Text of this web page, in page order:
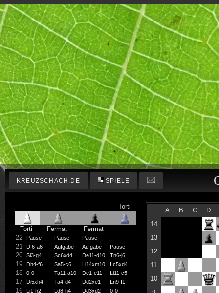
KREUZSCHACH.DE SPIELE
Torti Fermat Fermat
Torti
22 Pause Pause Pause
21 Df6-a6+ Aufgabe Aufgabe Pause
20 Si3-g4 Sc6xd4 De11-d10 Tn6-j6
19 Dh4-f6 Sa5-c6 Li14xm10 Lc5xd4
18 0-0 Ta11-a10 De1-e11 Li11-c5
17 Di5xh4 Ta4-d4 Dd2xe1 Ln9-f1
16 Li1-h2 Ld8-h4 Dd3xd2 0-0
A B C
D
14
13
12
11
10